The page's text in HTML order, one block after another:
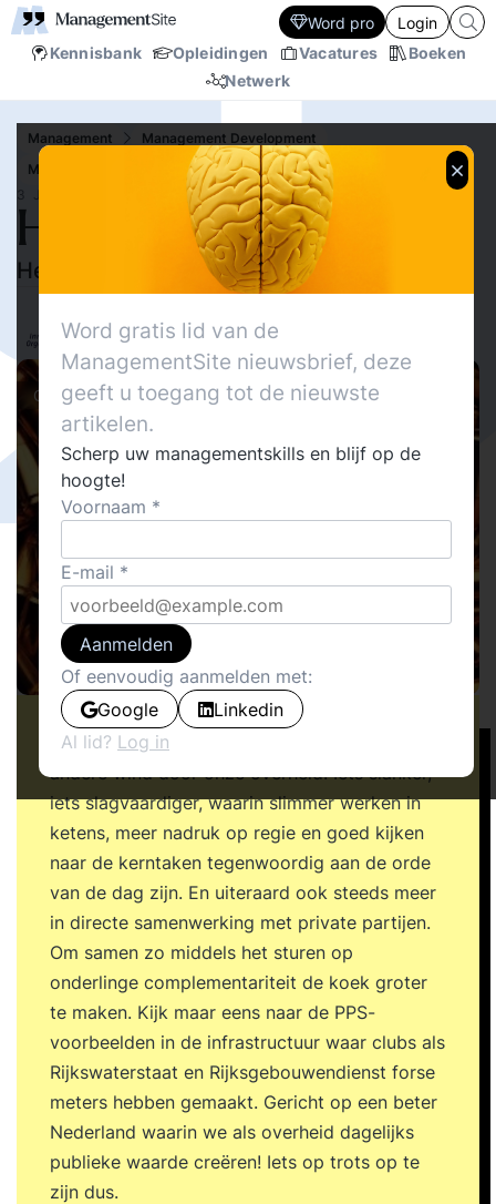
Kennisbank Opleidingen Vacatures
Boeken
Netwerk
Word pro Login
Management
Management Development
Mens en Werk
Talent ontwikkeling
3 JUN.‘12
Huh, war for talent?
Heeft u genoeg munitie?
InnovatiefOrganiseren.nl
Columns
Er waait sinds een paar jaar gelukkig 'n wat
andere wind door onze overheid. Iets slanker,
iets slagvaardiger, waarin slimmer werken in
ketens, meer nadruk op regie en goed kijken
naar de kerntaken tegenwoordig aan de orde
van de dag zijn. En uiteraard ook steeds meer
in directe samenwerking met private partijen.
Om samen zo middels het sturen op
onderlinge complementariteit de koek groter
te maken. Kijk maar eens naar de PPS-
voorbeelden in de infrastructuur waar clubs als
Rijkswaterstaat en Rijksgebouwendienst forse
meters hebben gemaakt. Gericht op een beter
Nederland waarin we als overheid dagelijks
publieke waarde creëren! Iets op trots op te
zijn dus.
Word gratis lid van de
ManagementSite nieuwsbrief, deze
geeft u toegang tot de nieuwste
artikelen.
Scherp uw managementskills en blijf op de
hoogte!
Voornaam
E-mail
Aanmelden
Of eenvoudig aanmelden met:
Google
Linkedin
Al lid? Log in